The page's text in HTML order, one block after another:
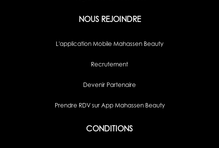
NOUS REJOINDRE
L'application Mobile Mahassen Beauty
Recrutement
Devenir Partenaire
Prendre RDV sur App Mahassen Beauty
CONDITIONS